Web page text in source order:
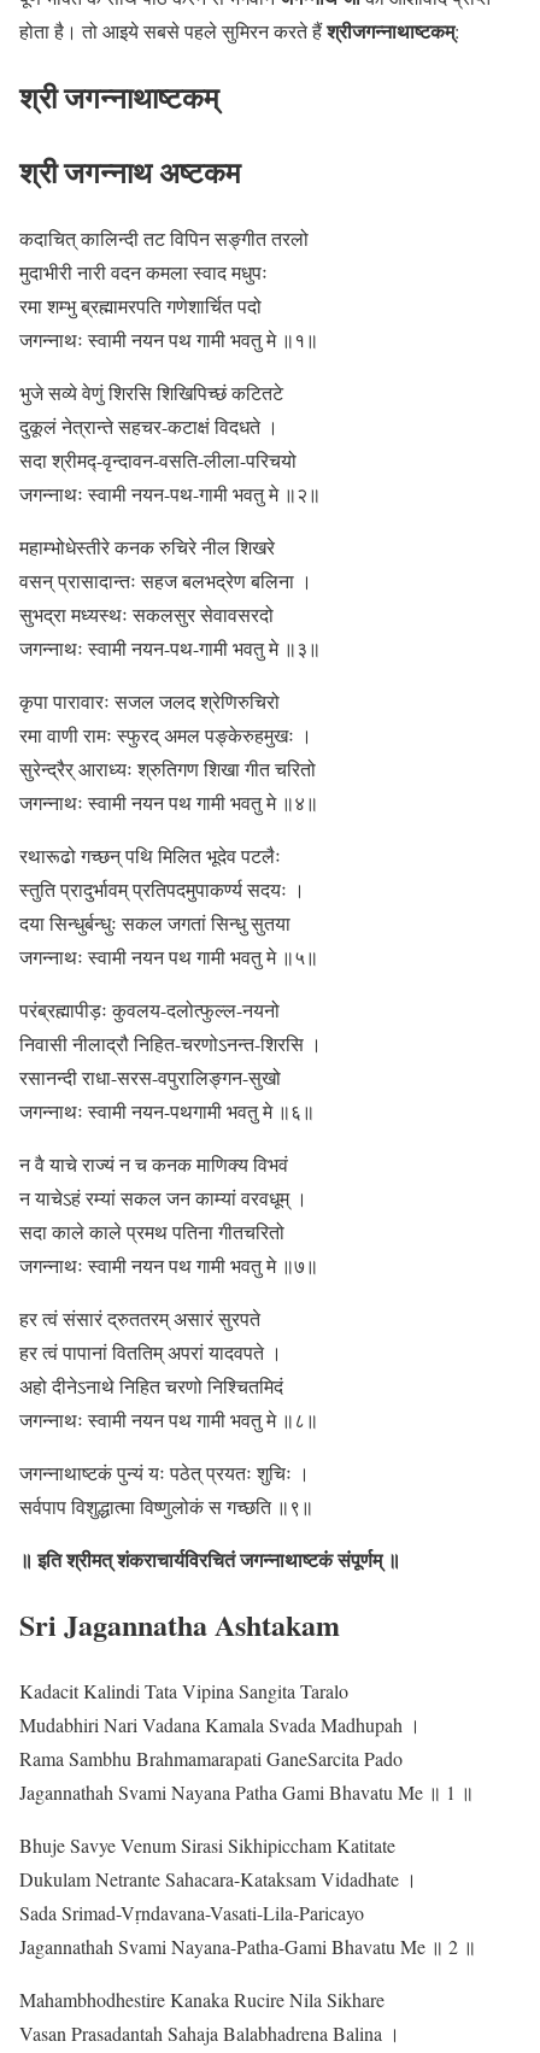
होता है। तो आइये सबसे पहले सुमिरन करते हैंश्रीजगन्नाथाष्टकम्:
श्री जगन्नाथाष्टकम्
श्री जगन्नाथ अष्टकम
कदाचित् कालिन्दी तट विपिन सङ्गीत तरलो
मुदाभीरी नारी वदन कमला स्वाद मधुपः
रमा शम्भु ब्रह्मामरपति गणेशार्चित पदो
जगन्नाथः स्वामी नयन पथ गामी भवतु मे ॥१॥
भुजे सव्ये वेणुं शिरसि शिखिपिच्छं कटितटे
दुकूलं नेत्रान्ते सहचर-कटाक्षं विदधते ।
सदा श्रीमद्‍-वृन्दावन-वसति-लीला-परिचयो
जगन्नाथः स्वामी नयन-पथ-गामी भवतु मे ॥२॥
महाम्भोधेस्तीरे कनक रुचिरे नील शिखरे
वसन् प्रासादान्तः सहज बलभद्रेण बलिना ।
सुभद्रा मध्यस्थः सकलसुर सेवावसरदो
जगन्नाथः स्वामी नयन-पथ-गामी भवतु मे ॥३॥
कृपा पारावारः सजल जलद श्रेणिरुचिरो
रमा वाणी रामः स्फुरद् अमल पङ्केरुहमुखः ।
सुरेन्द्रैर् आराध्यः श्रुतिगण शिखा गीत चरितो
जगन्नाथः स्वामी नयन पथ गामी भवतु मे ॥४॥
रथारूढो गच्छन् पथि मिलित भूदेव पटलैः
स्तुति प्रादुर्भावम् प्रतिपदमुपाकर्ण्य सदयः ।
दया सिन्धुर्बन्धुः सकल जगतां सिन्धु सुतया
जगन्नाथः स्वामी नयन पथ गामी भवतु मे ॥५॥
परंब्रह्मापीड़ः कुवलय-दलोत्‍फुल्ल-नयनो
निवासी नीलाद्रौ निहित-चरणोऽनन्त-शिरसि ।
रसानन्दी राधा-सरस-वपुरालिङ्गन-सुखो
जगन्नाथः स्वामी नयन-पथगामी भवतु मे ॥६॥
न वै याचे राज्यं न च कनक माणिक्य विभवं
न याचेऽहं रम्यां सकल जन काम्यां वरवधूम् ।
सदा काले काले प्रमथ पतिना गीतचरितो
जगन्नाथः स्वामी नयन पथ गामी भवतु मे ॥७॥
हर त्वं संसारं द्रुततरम् असारं सुरपते
हर त्वं पापानां विततिम् अपरां यादवपते ।
अहो दीनेऽनाथे निहित चरणो निश्चितमिदं
जगन्नाथः स्वामी नयन पथ गामी भवतु मे ॥८॥
जगन्नाथाष्टकं पुन्यं यः पठेत् प्रयतः शुचिः ।
सर्वपाप विशुद्धात्मा विष्णुलोकं स गच्छति ॥९॥
॥ इति श्रीमत् शंकराचार्यविरचितं जगन्नाथाष्टकं संपूर्णम् ॥
Sri Jagannatha Ashtakam
Kadacit Kalindi Tata Vipina Sangita Taralo
Mudabhiri Nari Vadana Kamala Svada Madhupah ।
Rama Sambhu Brahmamarapati GaneSarcita Pado
Jagannathah Svami Nayana Patha Gami Bhavatu Me ॥ 1 ॥
Bhuje Savye Venum Sirasi Sikhipiccham Katitate
Dukulam Netrante Sahacara-Kataksam Vidadhate ।
Sada Srimad-Vṛndavana-Vasati-Lila-Paricayo
Jagannathah Svami Nayana-Patha-Gami Bhavatu Me ॥ 2 ॥
Mahambhodhestire Kanaka Rucire Nila Sikhare
Vasan Prasadantah Sahaja Balabhadrena Balina ।